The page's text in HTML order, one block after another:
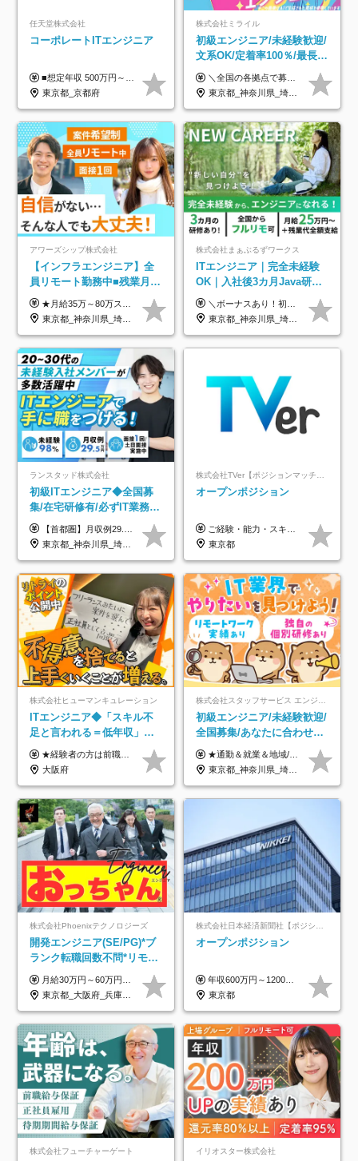
任天堂株式会社
コーポレートITエンジニア
■想定年収 500万円～900万円 月給制 月給278,000円～ ※残業が発生した場合、残業代を別途全額支給します ※試用期間2ヶ月あり(待遇や給与に差異はありません)
東京都_京都府
株式会社ミライル
初級エンジニア/未経験歓迎/
文系OK/定着率100％/最長1
年の自社ITスクール研修あ
り/年休130日
＼全国の各拠点で募集中！／ 給与は以下の通り、勤務地により異なります。 札幌：月給23万円～27万円 仙台：月給22万円～26万円 新潟：月給22万円～26万円 東京：月給26万円～30万円 大阪：月給24万円～29万円 福岡：月給23.5万円～27万円 沖縄：月給21万円～26万円 ◎給与は知識や経験を考慮して決定します。 ◎残業は別途全額支給します。 ◎試用期間12カ月あり（給与は以下の通りです。その他条件に変更はありません） （試用期間の給与） 札幌：月給18.6万円～ 仙台：月給19万円～ 新潟：月給18万円～ 東京：月給22万円～ 大阪：月給20.8万円～ 福岡：月給19万円～ 沖縄：月給18万円～
東京都_神奈川県_埼玉県_千葉県_大阪府_愛知県_北海道_青森県_岩手県_宮城県_秋田県_山形県_福島県_茨城県_栃木県_群馬県_新潟県_山梨県_長野県_富山県_石川県_福井県_静岡県_岐阜県_三重県_兵庫県_京都府_滋賀県_奈良県_和歌山県_広島県_岡山県_鳥取県_島根県_山口県_徳島県_香川県_愛媛県_高知県_福岡県_熊本県_佐賀県_長崎県_大分県_宮崎県_鹿児島県_沖縄県
アワーズシップ株式会社
【インフラエンジニア】全
員リモート勤務中■残業月
3h■最大3ヶ月の連休あり■
年休126日■20～30代活躍
中！
★月給35万～80万スタートも可 【未経験の方】 ■月給26万～80万＋賞与年2回（年2ヶ月分） 【何かしらのインフラエンジニア経験をお持ちの方】 ■月給35万～80万＋賞与年2回（年2ヶ月分） ※スキル・経験などを考慮し決定します ※試用期間6ヶ月あり。期間中は契約社員となります。その他の待遇に差異はありません（試用期間終了後、昇給の可能性あり） ※上記金額には固定残業代（月30時間分／4万9600円～15万2600円）を含みます。超過分は別途支給いたします。 ＼頑張りはインセンティブで還元！／ クライアントに貢献度を評価され、当社のエンジニアが追加で案件に参画することになるなど、会社にとって利益になる行動はしっかり評価します。 会社の成長に貢献できていることを実感でき、「もっと頑張ろう」と思える体制づくりを整えています！
東京都_神奈川県_埼玉県_千葉県_大阪府
株式会社まぁぶるずワークス
ITエンジニア｜完全未経験
OK｜入社後3カ月Java研修
｜リモート率8割以上｜充実
のキャリア支援｜残業月10h
＼ボーナスあり！初年度から年収300万円以上／ ■月給25万円～35万円＋残業代全額支給＋各種手当＋賞与年1回 ◎経験・年齢・スキルなどを考慮し、できるだけ優遇します ◎試用期間中(3カ月)は契約社員で、月給21万円＋諸手当になります。 (試用期間中は残業が発生しません。その他の待遇に変更はありません) ----------------- ＼3つの評価軸！実力次第で早期収入アップ！／ 【1】スキル(IT理解、実装力、設計) 【2】実務力(現場評価、コミュ力、品質) 【3】姿勢(自走力、意欲、責任感) この3つの評価軸で、3カ月ごとに評価。社内グレードにより、給与が決まる明確な仕組みです。何ができれば給与が上がるのか分かりやすく、実力や努力次第で早期に収入を増やせます！ 【固定残業代について】 なし（残業代は、実際の労働時間に応じて別途全額支給）
東京都_神奈川県_埼玉県_千葉県_大阪府_愛知県_北海道_青森県_岩手県_宮城県_秋田県_山形県_福島県_茨城県_栃木県_群馬県_新潟県_山梨県_長野県_富山県_石川県_福井県_静岡県_岐阜県_三重県_兵庫県_京都府_滋賀県_奈良県_和歌山県_広島県_岡山県_鳥取県_島根県_山口県_徳島県_香川県_愛媛県_高知県_福岡県_熊本県_佐賀県_長崎県_大分県_宮崎県_鹿児島県_沖縄県
ランスタッド株式会社
初級ITエンジニア◆全国募
集/在宅研修有/必ずIT業務配
属/月収例29.5万円/Web面接
1回/SE
【首都圏】月収例29.5万円（月給26万円＋諸手当） 【東海・関西】月収例28.5万円（月給25万円＋諸手当） 【九州】月収例26万円（月給23万円＋諸手当） ※経験・スキル・前職給与を踏まえ、総合的に判断して決定します。 例：首都圏 月収例31万円（月給27万円＋諸手当） ◆各種手当 ・通勤手当（上限4万円まで） ・残業代手当（1分単位で全額支給） ※固定残業代制は採用しておりません ・深夜勤務手当 ・資格取得支援（ランクに応じてお祝い金1万円～10万円を支給） ◆昇給：年1回 ◆補足 ・研修中1ヶ月間は、時給1670円となります。 ・試用期間6ヶ月あり。その間の待遇に変更はありません。 ※詳細は面接時にご案内します。
東京都_神奈川県_埼玉県_千葉県_大阪府_愛知県_兵庫県_京都府_福岡県
オープンポジション
ご経験・能力・スキル等により、当社基準にて優遇・相談のうえ決定いたします。
東京都
株式会社ヒューマンキュレーション
ITエンジニア◆「スキル不
足と言われる＝低年収」で
はない！｜ 不安を克服し、
年収アップした社員の実例
★経験者の方は前職の年収以上を保証します ★案件単価を開示した上で80％以上を還元します 月給25万円以上＋賞与年2回 ※経験や能力を考慮の上で優遇します ※試用期間が3ヶ月(その間の給与・待遇・雇用形態に変更はありません) ※月給には月20時間分のみなし残業手当(5万円)を含みます(超過分は別途支給) ★残業平均は月10時間以下ですので、毎月10時間分程度はお得です！
大阪府
初級エンジニア/未経験歓迎/
全国募集/あなたに合わせた
オリジナル研修をご用
意/AI・IoT/残業平均8時間
★通勤＆就業＆地域/住宅＆役職手当あり ★残業代は全額支給 ★選べる給与制度あり！ ■東京・神奈川・千葉・埼玉勤務の場合 月給24.5万円～55万円＋諸手当 （残業代は全額支給） (20,000円の地域/住宅手当込み) ■愛知・京都・大阪・兵庫勤務の場合 月給24万円以上＋諸手当 （残業代は全額支給） (15,000円の地域/住宅手当込み) ■茨城・栃木・群馬・静岡・三重・滋賀・広島・福岡勤務の場合 月給23.5万円以上＋諸手当 （残業代は全額支給） (10,000円の地域/住宅手当込み) ■北海道・宮城・山梨・長野・岐阜・奈良・和歌山・岡山勤務の場合 月給23万円以上＋諸手当 （残業代は全額支給） (5,000円の地域/住宅手当込み) ■その他のエリア勤務の場合 月給22.5万円以上＋諸手当 （残業代は全額支給） ※経験や能力を考慮し、当社規定により優遇します 【昇給：年一回実施】 【選べる給与制度】 ★収入を重視する方に… 「変動型人事制度」の選択も可能（派遣先からの評価に応じて収入アップ！） ※年2回のタイミングで希望者と面談の上決定します。
東京都_神奈川県_埼玉県_千葉県_大阪府_愛知県_北海道_岩手県_宮城県_山形県_福島県_茨城県_栃木県_群馬県_山梨県_長野県_富山県_石川県_静岡県_岐阜県_三重県_兵庫県_京都府_滋賀県_奈良県_広島県_岡山県_山口県_愛媛県_福岡県_熊本県_長崎県
株式会社Phoenixテクノロジーズ
開発エンジニア(SE/PG)*ブ
ランク転職回数不問*リモー
ト案件多数*残業ほぼ0*通院
のための半休制度あり
月給30万円～60万円+住宅手当+職能手当+役職手当+決算賞与+報奨金 ※経験・能力を考慮し、優遇します ※給与には20時間分のみなし時間外手当(3万7000円以上)を含みます(超過時間分は別途追加支給) ※試用期間3～6ヵ月あり(その間の給与、待遇に差異なし) ※場合によって契約社員での採用の可能性あり(面接時に応相談)
東京都_大阪府_兵庫県_京都府_福岡県
株式会社日本経済新聞社【ポジションマッチ登録】
オープンポジション
年収600万円～1200万円 ※上記年収は、想定年収です。住居費補助、子手当などの各種手当を含む金額です。 ※経験・能力等を考慮の上、当社規定により決定します。
東京都
株式会社フューチャーゲート イリオスター株式会社